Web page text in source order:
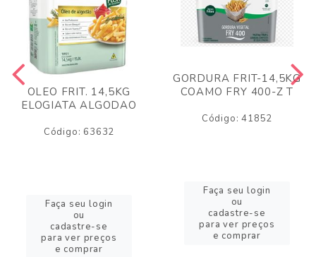
OLEO FRIT. 14,5KG
ELOGIATA ALGODAO
Código: 63632
Faça seu login
ou
cadastre-se
para ver preços
e comprar
GORDURA FRIT-14,5KG
COAMO FRY 400-Z T
Código: 41852
Faça seu login
ou
cadastre-se
para ver preços
e comprar